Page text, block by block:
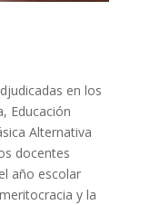
en los
Educación
Alternativa
docentes
año escolar
y la